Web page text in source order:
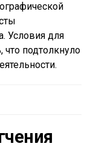
Условия для
подтолкнуло